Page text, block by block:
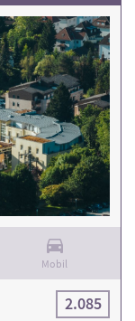
Mobil
2.085